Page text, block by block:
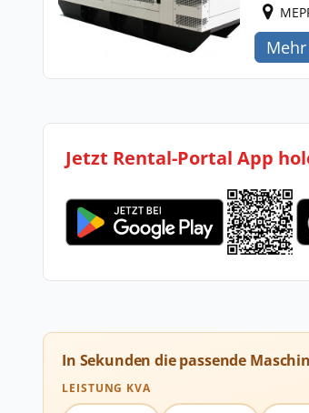
Jetzt Rental-Portal App
In Sekunden die passende
LEISTUNG KVA